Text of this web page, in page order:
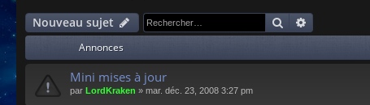
s
Nouveau sujet Rechercher
Annonces
Mini mises à jour
par LordKraken » mar. déc. 23, 2008 3:27 pm